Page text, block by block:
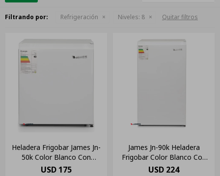
Filtrando por: Refrigeración Niveles: 8 Quitar filtros
Heladera Frigobar James Jn-
50k Color Blanco Con
Capacidad De 42l 220v
USD 175
James Jn-90k Heladera
Frigobar Color Blanco Con
Capacidad De 91l 220v
USD 224